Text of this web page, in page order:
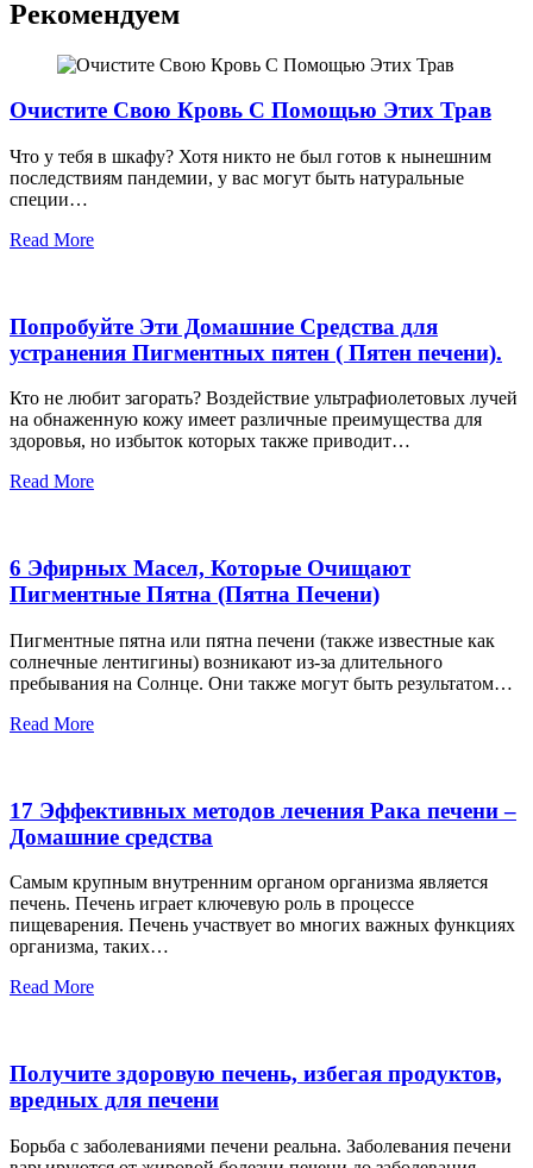
Рекомендуем
Очистите Свою Кровь С Помощью Этих Трав
Что у тебя в шкафу? Хотя никто не был готов к нынешним
последствиям пандемии, у вас могут быть натуральные
специи…
Read More
Попробуйте Эти Домашние Средства для
устранения Пигментных пятен ( Пятен печени).
Кто не любит загорать? Воздействие ультрафиолетовых лучей
на обнаженную кожу имеет различные преимущества для
здоровья, но избыток которых также приводит…
Read More
6 Эфирных Масел, Которые Очищают
Пигментные Пятна (Пятна Печени)
Пигментные пятна или пятна печени (также известные как
солнечные лентигины) возникают из-за длительного
пребывания на Солнце. Они также могут быть результатом…
Read More
17 Эффективных методов лечения Рака печени –
Домашние средства
Самым крупным внутренним органом организма является
печень. Печень играет ключевую роль в процессе
пищеварения. Печень участвует во многих важных функциях
организма, таких…
Read More
Получите здоровую печень, избегая продуктов,
вредных для печени
Борьба с заболеваниями печени реальна. Заболевания печени